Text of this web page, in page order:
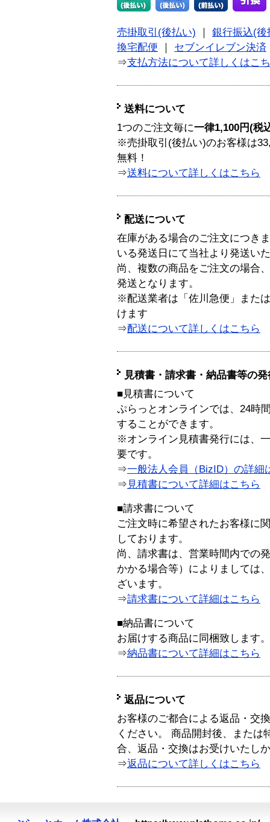
売掛取引(後払い)
銀行振込(後
換宅配便
セブンイレブン決済
⇒支払方法について詳しくはこ
送料について
1つのご注文毎に一律1,100円(税
※売掛取引(後払い)のお客様は
無料！
⇒送料について詳しくはこちら
配送について
在庫がある場合のご注文につき
いる発送日にて当社より発送い
尚、複数の商品をご注文の場合
発送となります。
※配送業者は「佐川急便」また
けます
⇒配送について詳しくはこちら
見積書・請求書・納品書等の
■見積書について
ぷらっとオンラインでは、24時
することができます。
※オンライン見積書発行には、
要です。
⇒一般法人会員（BizID）の詳細
⇒ 見積書について詳細はこちら
■請求書について
ご注文時に希望されたお客様に
しております。
尚、請求書は、営業時間内での
かかる場合等）によりましては
ざいます。
⇒請求書について詳細はこちら
■納品書について
お届けする商品に同梱致します。
⇒納品書について詳細はこちら
返品について
お客様のご都合による返品・交
ください。 商品開封後、または
合、返品・交換はお受けいたし
⇒返品について詳しくはこちら